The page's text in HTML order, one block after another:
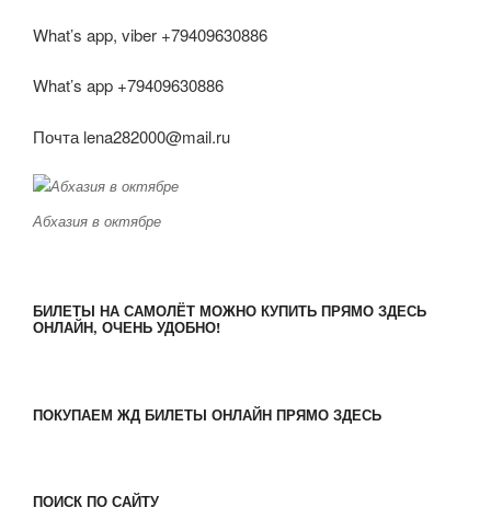
What’s app, viber +79409630886
What’s app +79409630886
Почта lena282000@mail.ru
Абхазия в октябре
БИЛЕТЫ НА САМОЛЁТ МОЖНО КУПИТЬ ПРЯМО ЗДЕСЬ
ОНЛАЙН, ОЧЕНЬ УДОБНО!
ПОКУПАЕМ ЖД БИЛЕТЫ ОНЛАЙН ПРЯМО ЗДЕСЬ
ПОИСК ПО САЙТУ